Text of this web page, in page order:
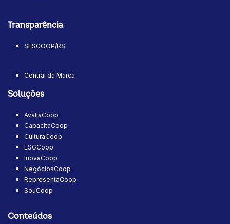
Transparência
SESCOOP/RS
Central da Marca
Soluções
AvaliaCoop
CapacitaCoop
CulturaCoop
ESGCoop
InovaCoop
NegóciosCoop
RepresentaCoop
SouCoop
Conteúdos